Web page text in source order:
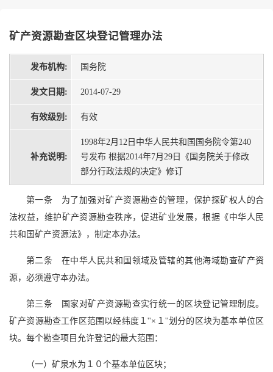
矿产资源勘查区块登记管理办法
发布机构: 国务院
发文日期: 2014-07-29
有效级别: 有效
补充说明:
1998年2月12日中华人民共和国国务院令第240
号发布 根据2014年7月29日《国务院关于修改
部分行政法规的决定》修订
第一条 为了加强对矿产资源勘查的管理，保护探矿权人的合
法权益，维护矿产资源勘查秩序，促进矿业发展，根据《中华人民
共和国矿产资源法》，制定本办法。
第二条 在中华人民共和国领域及管辖的其他海域勘查矿产资
源，必须遵守本办法。
第三条 国家对矿产资源勘查实行统一的区块登记管理制度。
矿产资源勘查工作区范围以经纬度１''×１''划分的区块为基本单位区
块。每个勘查项目允许登记的最大范围：
（一）矿泉水为１０个基本单位区块；